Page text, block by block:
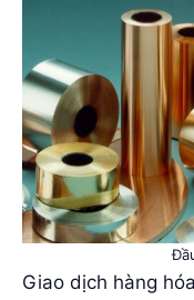
Giao dịch hàng